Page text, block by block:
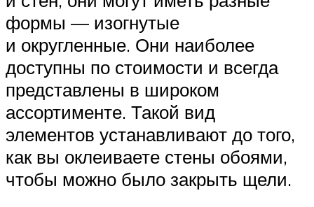
формы — изогнутые
и округленные. Они наиболее
доступны по стоимости и всегда
представлены в широком
ассортименте. Такой вид
элементов устанавливают до того,
как вы оклеиваете стены обоями,
чтобы можно было закрыть щели.